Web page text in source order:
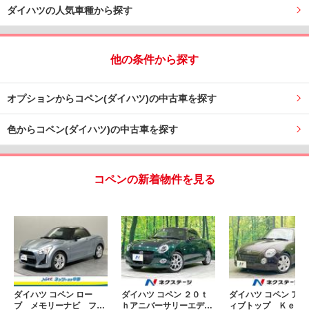
ダイハツの人気車種から探す
他の条件から探す
オプションからコペン(ダイハツ)の中古車を探す
色からコペン(ダイハツ)の中古車を探す
コペンの新着物件を見る
ダイハツ コペン ロー
ブ メモリーナビ フル
ダイハツ コペン ２０ｔ
ｈアニバーサリーエディ
ダイハツ コペン ア
ィブトップ Ｋｅｎ